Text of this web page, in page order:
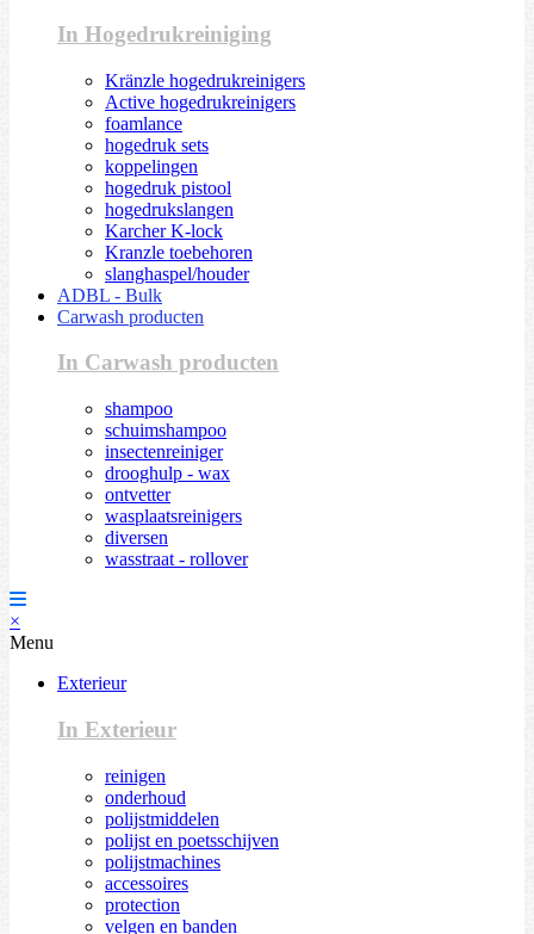
In Hogedrukreiniging
Kränzle hogedrukreinigers
Active hogedrukreinigers
foamlance
hogedruk sets
koppelingen
hogedruk pistool
hogedrukslangen
Karcher K-lock
Kranzle toebehoren
slanghaspel/houder
ADBL - Bulk
Carwash producten
In Carwash producten
shampoo
schuimshampoo
insectenreiniger
drooghulp - wax
ontvetter
wasplaatsreinigers
diversen
wasstraat - rollover
×
Menu
Exterieur
In Exterieur
reinigen
onderhoud
polijstmiddelen
polijst en poetsschijven
polijstmachines
accessoires
protection
velgen en banden